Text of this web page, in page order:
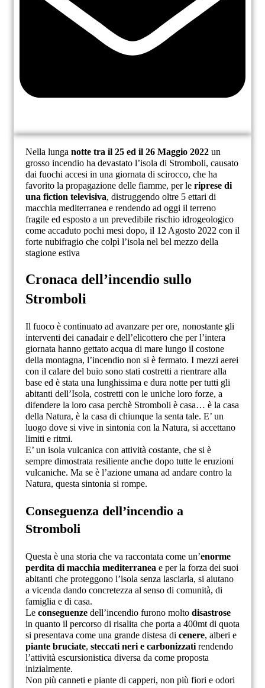
Nella lunga notte tra il 25 ed il 26 Maggio 2022 un
grosso incendio ha devastato l’isola di Stromboli, causato
dai fuochi accesi in una giornata di scirocco, che ha
favorito la propagazione delle fiamme, per le riprese di
una fiction televisiva, distruggendo oltre 5 ettari di
macchia mediterranea e rendendo ad oggi il terreno
fragile ed esposto a un prevedibile rischio idrogeologico
come accaduto pochi mesi dopo, il 12 Agosto 2022 con il
forte nubifragio che colpì l’isola nel bel mezzo della
stagione estiva
Cronaca dell’incendio sullo
Stromboli
Il fuoco è continuato ad avanzare per ore, nonostante gli
interventi dei canadair e dell’elicottero che per l’intera
giornata hanno gettato acqua di mare lungo il costone
della montagna, l’incendio non si è fermato. I mezzi aerei
con il calare del buio sono stati costretti a rientrare alla
base ed è stata una lunghissima e dura notte per tutti gli
abitanti dell’Isola, costretti con le uniche loro forze, a
difendere la loro casa perchè Stromboli è casa… è la casa
della Natura, è la casa di chiunque la senta tale. E’ un
luogo dove si vive in sintonia con la Natura, si accettano
limiti e ritmi.
E’ un isola vulcanica con attività costante, che si è
sempre dimostrata resiliente anche dopo tutte le eruzioni
vulcaniche. Ma se è l’azione umana ad andare contro la
Natura, questa sintonia si rompe.
Conseguenza dell’incendio a
Stromboli
Questa è una storia che va raccontata come un’enorme
perdita di macchia mediterranea e per la forza dei suoi
abitanti che proteggono l’isola senza lasciarla, si aiutano
a vicenda dando concretezza al senso di comunità, di
famiglia e di casa.
Le conseguenze dell’incendio furono molto disastrose
in quanto il percorso di risalita che porta a 400mt di quota
si presentava come una grande distesa di cenere, alberi e
piante bruciate, steccati neri e carbonizzati rendendo
l’attività escursionistica diversa da come proposta
inizialmente.
Non più canneti e piante di capperi, non più fiori e odori